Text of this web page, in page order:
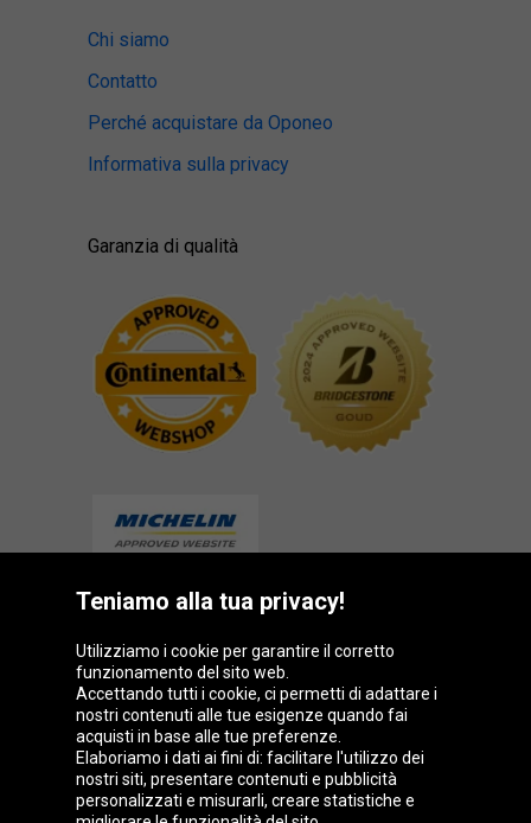
Chi siamo
Contatto
Perché acquistare da Oponeo
Informativa sulla privacy
Garanzia di qualità
Gruppo Oponeo
Belgique
Česká
republika
Deutschland
Teniamo alla tua privacy!
Utilizziamo i cookie per garantire il corretto
funzionamento del sito web.
Accettando tutti i cookie, ci permetti di adattare i
nostri contenuti alle tue esigenze quando fai
acquisti in base alle tue preferenze.
Elaboriamo i dati ai fini di: facilitare l'utilizzo dei
nostri siti, presentare contenuti e pubblicità
personalizzati e misurarli, creare statistiche e